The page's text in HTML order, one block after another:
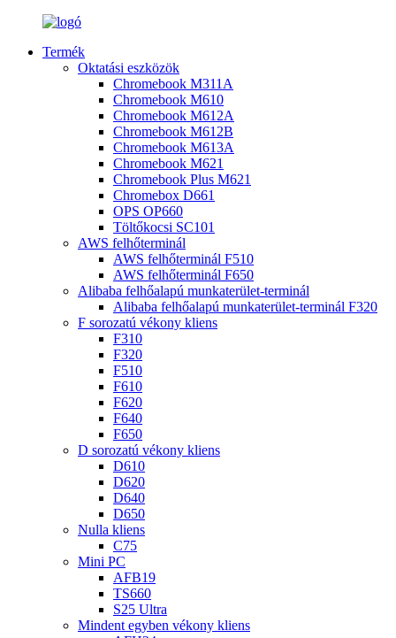
Termék
Oktatási eszközök
Chromebook M311A
Chromebook M610
Chromebook M612A
Chromebook M612B
Chromebook M613A
Chromebook M621
Chromebook Plus M621
Chromebox D661
OPS OP660
Töltőkocsi SC101
AWS felhőterminál
AWS felhőterminál F510
AWS felhőterminál F650
Alibaba felhőalapú munkaterület-terminál
Alibaba felhőalapú munkaterület-terminál F320
F sorozatú vékony kliens
F310
F320
F510
F610
F620
F640
F650
D sorozatú vékony kliens
D610
D620
D640
D650
Nulla kliens
C75
Mini PC
AFB19
TS660
S25 Ultra
Mindent egyben vékony kliens